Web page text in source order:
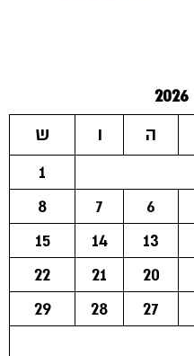
ה ו
ש
1
6
7
8
13
14
15
20
21
22
27
28
29